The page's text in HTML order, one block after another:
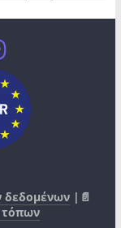
δεδομένων |📄
τόπων